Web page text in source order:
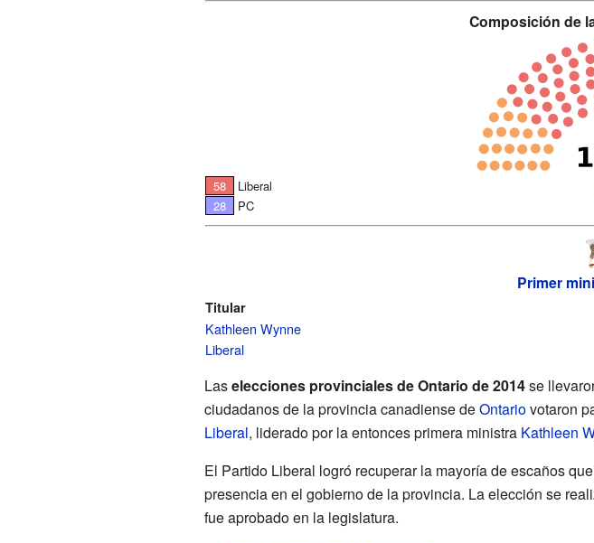
Composición de
58
Liberal
28
PC
Primer
Titular
Kathleen Wynne
Liberal
Laselecciones provinciales de Ontario de 2014se
ciudadanos de la provincia canadiense deOntariovotaron
Liberal, liderado por la entonces primera ministra Kathleen
El Partido Liberal logró recuperar la mayoría de escaños
presencia en el gobierno de la provincia. La elección se
fue aprobado en la legislatura.